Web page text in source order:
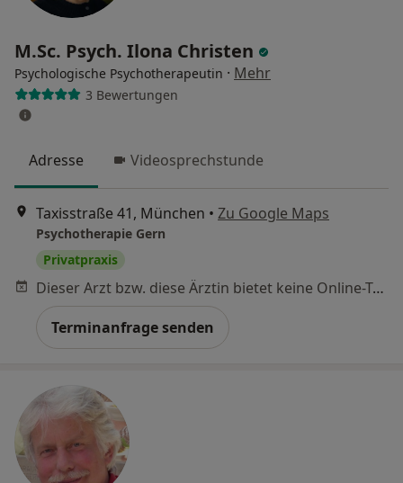
M.Sc. Psych. Ilona Christen
Psychologische Psychotherapeutin · Mehr
3 Bewertungen
Adresse Videosprechstunde
Taxisstraße 41, München • Zu Google Maps
Psychotherapie Gern
Privatpraxis
Dieser Arzt bzw. diese Ärztin bietet keine Online-Terminbuchung an diesem Standort an.
Terminanfrage senden